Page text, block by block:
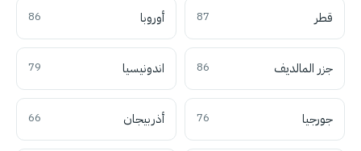
قطر 87 أوروبا 86
جزر المالديف 86 اندونيسيا 79
جورجيا 76 أذربيجان 66